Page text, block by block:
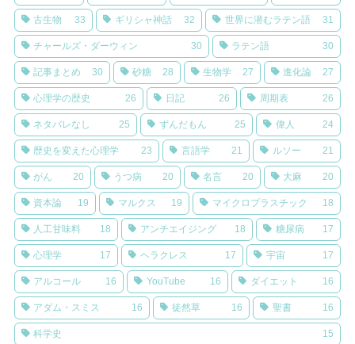
古生物 33 ギリシャ神話 32 世界に潜むラテン語 31
チャールズ・ダーウィン 30 ラテン語 30
記事まとめ 30 砂糖 28 生物学 27 進化論 27
心理学の歴史 26 日記 26 周期表 26
ネタバレなし 25 ずんだもん 25 偉人 24
歴史を変えた心理学 23 言語学 21 ルソー 21
がん 20 うつ病 20 名言 20 大麻 20
資本論 19 マルクス 19 マイクロプラスチック 18
人工甘味料 18 アンチエイジング 18 糖尿病 17
心理学 17 ヘラクレス 17 宇宙 17
アルコール 16 YouTube 16 ダイエット 16
アダム・スミス 16 徒然草 16 聖書 16
科学史 15